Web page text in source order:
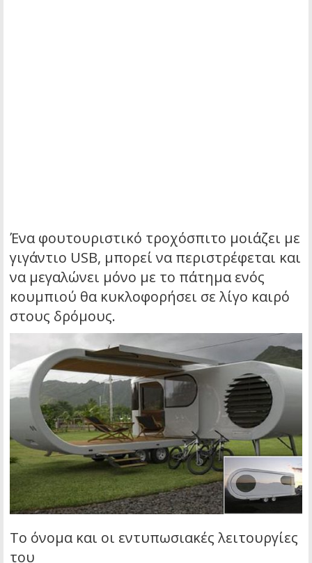
Ένα φουτουριστικό τροχόσπιτο μοιάζει με
γιγάντιο USB, μπορεί να περιστρέφεται και
να μεγαλώνει μόνο με το πάτημα ενός
κουμπιού θα κυκλοφορήσει σε λίγο καιρό
στους δρόμους.
Το όνομα και οι εντυπωσιακές λειτουργίες
του